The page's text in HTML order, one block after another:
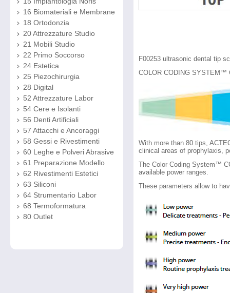
16 Biomateriali e Membrane
18 Ortodonzia
20 Attrezzature Studio
21 Mobili Studio
22 Primo Soccorso
24 Estetica
25 Piezochirurgia
28 Digital
52 Attrezzature Labor
54 Cere e Isolanti
56 Denti Artificiali
57 Attacchi e Ancoraggi
58 Gessi e Rivestimenti
60 Leghe e Polveri Abrasive
61 Preparazione Modello
62 Rivestimenti Estetici
63 Siliconi
64 Strumentario Labor
68 Termoformatura
80 Outlet
F00253 ultrasonic dental tip
COLOR CODING SYSTEM™
With more than 80 tips,
clinical areas of prophylaxis,
The Color Coding System™
available power ranges.
These parameters allow to